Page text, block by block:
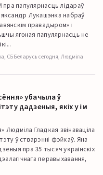
папулярнасць лідараў
Лукашэнка набраў
правадыром» і
ягоная папулярнасць не
СБ Беларусь сегодня, Людміла
убачыла ў
дадзеныя, якіх у ім
Людміла Гладкая звінаваціла
ў стварэнні фэйкаў. Яна
пра 35 тысяч украінскіх
перавыхавання,